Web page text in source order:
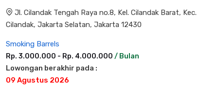
Jl. Cilandak Tengah Raya no.8, Kel. Cilandak Barat, Kec.
Cilandak, Jakarta Selatan, Jakarta 12430
Smoking Barrels
Rp. 3.000.000 - Rp. 4.000.000 / Bulan
Lowongan berakhir pada :
09 Agustus 2026